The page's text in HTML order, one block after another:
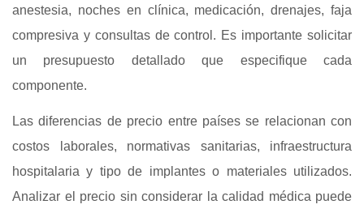
anestesia, noches en clínica, medicación, drenajes, faja
compresiva y consultas de control. Es importante solicitar
un presupuesto detallado que especifique cada
componente.
Las diferencias de precio entre países se relacionan con
costos laborales, normativas sanitarias, infraestructura
hospitalaria y tipo de implantes o materiales utilizados.
Analizar el precio sin considerar la calidad médica puede